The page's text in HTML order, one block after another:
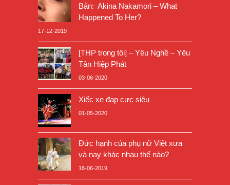
Bản: Akina Nakamori – What
Happened To Her?
17-12-2019
[THP trong tôi] – Yêu Nghề – Yêu
Tân Hiệp Phát
03-06-2020
Xiếc xe đạp cực siêu
01-05-2020
Đức hạnh của phụ nữ Việt xưa
và nay khác nhau thế nào?
18-06-2019